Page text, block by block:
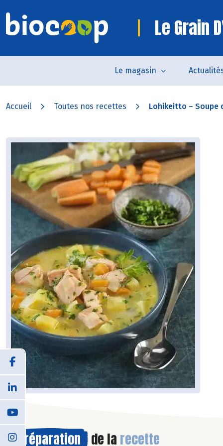
Le Grain
Le magasin
Accueil Toutes nos recettes Lohikeitto – Soupe
Préparation de la recette